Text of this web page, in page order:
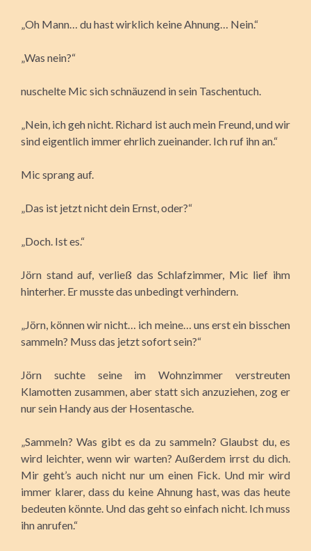
„Oh Mann… du hast wirklich keine Ahnung… Nein.“
„Was nein?“
nuschelte Mic sich schnäuzend in sein Taschentuch.
„Nein, ich geh nicht. Richard ist auch mein Freund, und wir
sind eigentlich immer ehrlich zueinander. Ich ruf ihn an.“
Mic sprang auf.
„Das ist jetzt nicht dein Ernst, oder?“
„Doch. Ist es.“
Jörn stand auf, verließ das Schlafzimmer, Mic lief ihm
hinterher. Er musste das unbedingt verhindern.
„Jörn, können wir nicht… ich meine… uns erst ein bisschen
sammeln? Muss das jetzt sofort sein?“
Jörn suchte seine im Wohnzimmer verstreuten
Klamotten zusammen, aber statt sich anzuziehen, zog er
nur sein Handy aus der Hosentasche.
„Sammeln? Was gibt es da zu sammeln? Glaubst du, es
wird leichter, wenn wir warten? Außerdem irrst du dich.
Mir geht’s auch nicht nur um einen Fick. Und mir wird
immer klarer, dass du keine Ahnung hast, was das heute
bedeuten könnte. Und das geht so einfach nicht. Ich muss
ihn anrufen.“